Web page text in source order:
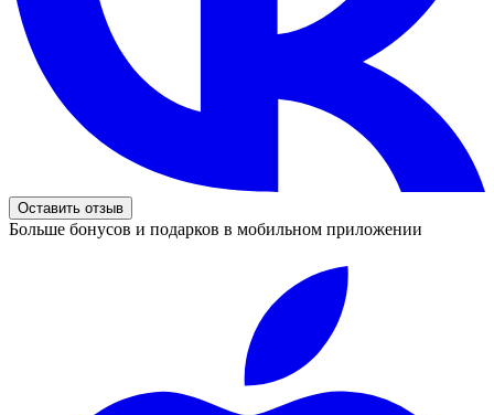
Оставить отзыв
Больше бонусов и подарков в мобильном приложении